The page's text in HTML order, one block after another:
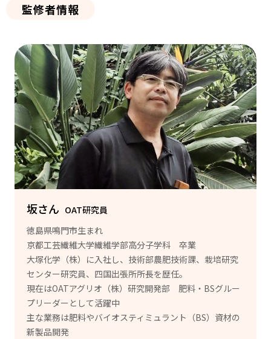
監修者情報
坂さん OAT研究員
徳島県鳴門市生まれ
京都工芸繊維大学繊維学部高分子学科 卒業
大塚化学（株）に入社し、技術部農肥技術課、栽培研究
センター研究員、四国出張所所長を歴任。
現在はOATアグリオ（株）研究開発部 肥料・BSグルー
プリーダーとして活躍中
主な業務は肥料やバイオスティミュラント（BS）資材の
新製品開発